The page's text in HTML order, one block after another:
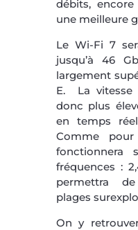
débits,
une meilleure
Le Wi-Fi 7
jusqu’à 46
largement
E. La vitesse
donc plus
en temps
Comme
fonctionnera
fréquences :
permettra
plages
On y